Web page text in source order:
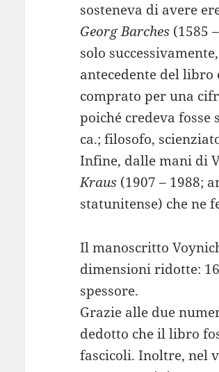
sosteneva di avere
Georg Barches (1585
solo
antecedente del libro
comprato per una
poiché credeva
ca.; filosofo,
Infine, dalle mani di
Kraus (1907 – 1988;
statunitense) che ne
Il manoscritto
dimensioni ridotte:
spessore.
Grazie alle due
dedotto che il libro
fascicoli. Inoltre, nel